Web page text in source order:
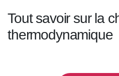
Tout savoir sur la
thermodynamique